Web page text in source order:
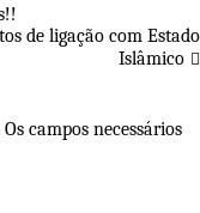
de ligação com Estado
Islâmico
campos necessários